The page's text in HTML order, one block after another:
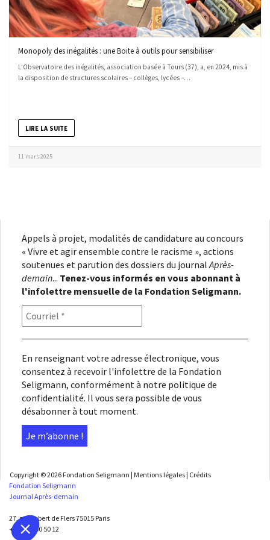
Monopoly des inégalités : une Boite à outils pour sensibiliser
L’Observatoire des inégalités, association basée à Tours (37), a, en 2024, mis à
la disposition de structures scolaires – collèges, lycées –…
LIRE LA SUITE
11 mars 2025
Appels à projet, modalités de candidature au concours
« Vivre et agir ensemble contre le racisme », actions
soutenues et parution des dossiers du journalAprès-
demain... Tenez-vous informés en vous abonnant à
l'infolettre mensuelle de la Fondation Seligmann.
En renseignant votre adresse électronique, vous
consentez à recevoir l'infolettre de la Fondation
Seligmann, conformément à notre politique de
confidentialité. Il vous sera possible de vous
désabonner à tout moment.
Copyright © 2026 Fondation Seligmann | Mentions légales | Crédits
Fondation Seligmann
Journal Après-demain
27, rue Robert de Flers 75015 Paris
+33 1 45 50 50 12